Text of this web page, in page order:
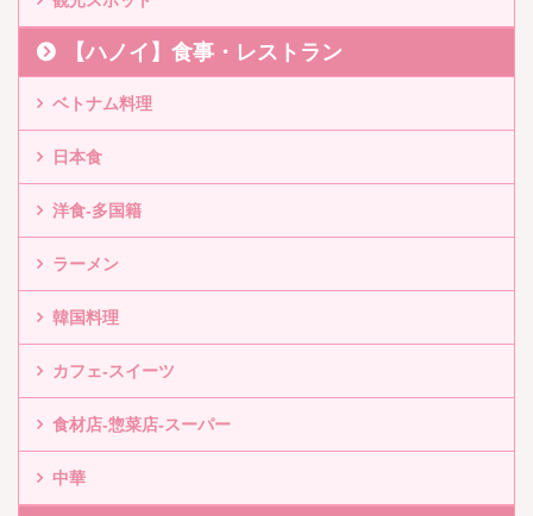
【ハノイ】食事・レストラン
ベトナム料理
日本食
洋食-多国籍
ラーメン
韓国料理
カフェ-スイーツ
食材店-惣菜店-スーパー
中華